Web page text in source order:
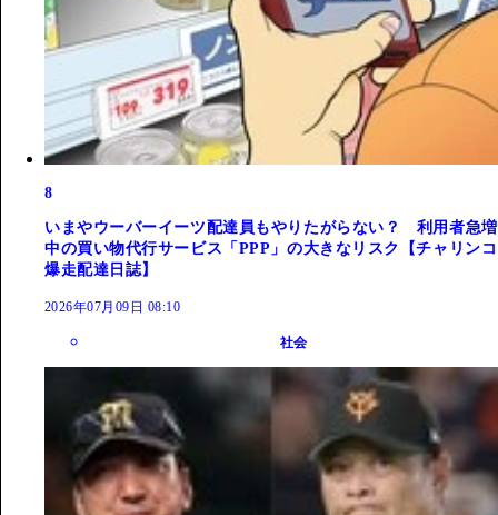
8
いまやウーバーイーツ配達員もやりたがらない？ 利用者急増
中の買い物代行サービス「PPP」の大きなリスク【チャリンコ
爆走配達日誌】
2026年07月09日 08:10
社会